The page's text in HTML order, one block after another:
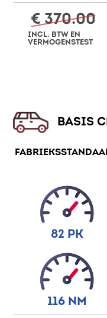
€ 370.00
INCL. BTW EN
VERMOGENSTEST
BASIS
82 PK
116 NM